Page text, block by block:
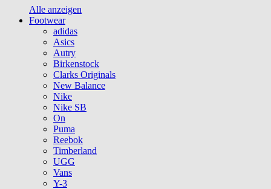
Alle anzeigen
Footwear
adidas
Asics
Autry
Birkenstock
Clarks Originals
New Balance
Nike
Nike SB
On
Puma
Reebok
Timberland
UGG
Vans
Y-3